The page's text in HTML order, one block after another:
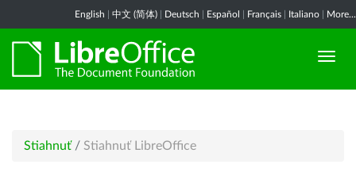
English 中文 (简体) Deutsch Español Français Italiano More...
Stiahnuť / Stiahnuť LibreOffice